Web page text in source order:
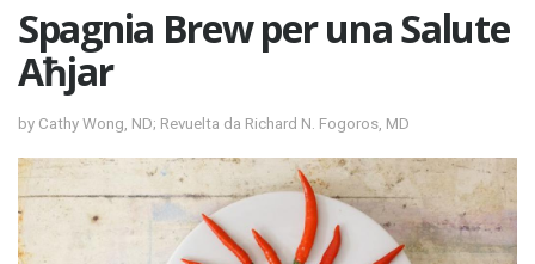
Spagnia Brew per una Salute
Aħjar
by Cathy Wong, ND; Revuelta da Richard N. Fogoros, MD